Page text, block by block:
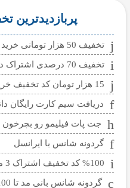
پربازدیدترین
تخفیف 50 هزار تومانی خرید محصولات پروتئینی اسنپ فود
تخفیف 70 درصدی اشتراک دیجی پلاس از دیجی کالا
15 هزار تومان کد تخفیف خرید نان از اسنپ فود
دریافت سیم کارت رایگان
جت پات فیلیمو رو بچرخون
گردونه شانس با ایرانسل
%100 کد تخفیف اشتراک 3 ماهه دیجی پلاس از دیجی کالا
گردونه شانس بانی مد تا 100درصد تخفیف